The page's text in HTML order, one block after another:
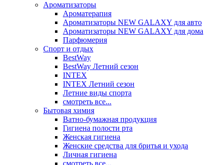
Ароматизаторы
Ароматерапия
Ароматизаторы NEW GALAXY для авто
Ароматизаторы NEW GALAXY для дома
Парфюмерия
Спорт и отдых
BestWay
BestWay Летний сезон
INTEX
INTEX Летний сезон
Летние виды спорта
смотреть все...
Бытовая химия
Ватно-бумажная продукция
Гигиена полости рта
Женская гигиена
Женские средства для бритья и ухода
Личная гигиена
смотреть все...